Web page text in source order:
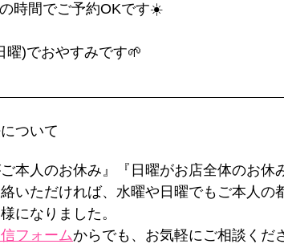
時間でご予約OKです☀️
曜)でおやすみです🌱
ついて
本人のお休み』『日曜がお店全体のお休
いただければ、水曜や日曜でもご本人の
になりました。
フォームからでも、お気軽にご相談くだ